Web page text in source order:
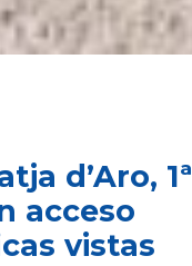
d’Aro, 1ª
acceso
vistas